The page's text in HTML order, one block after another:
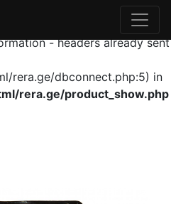
- headers already sent
rera.ge/dbconnect.php:5) in
rera.ge/product_show.php